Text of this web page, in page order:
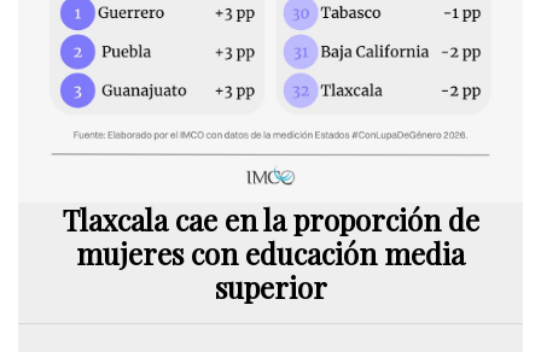
Tlaxcala cae en la proporción de
mujeres con educación media
superior